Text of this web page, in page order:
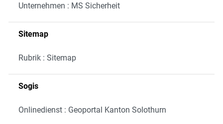
Unternehmen : MS Sicherheit
Sitemap
Rubrik : Sitemap
Sogis
Onlinedienst : Geoportal Kanton Solothurn